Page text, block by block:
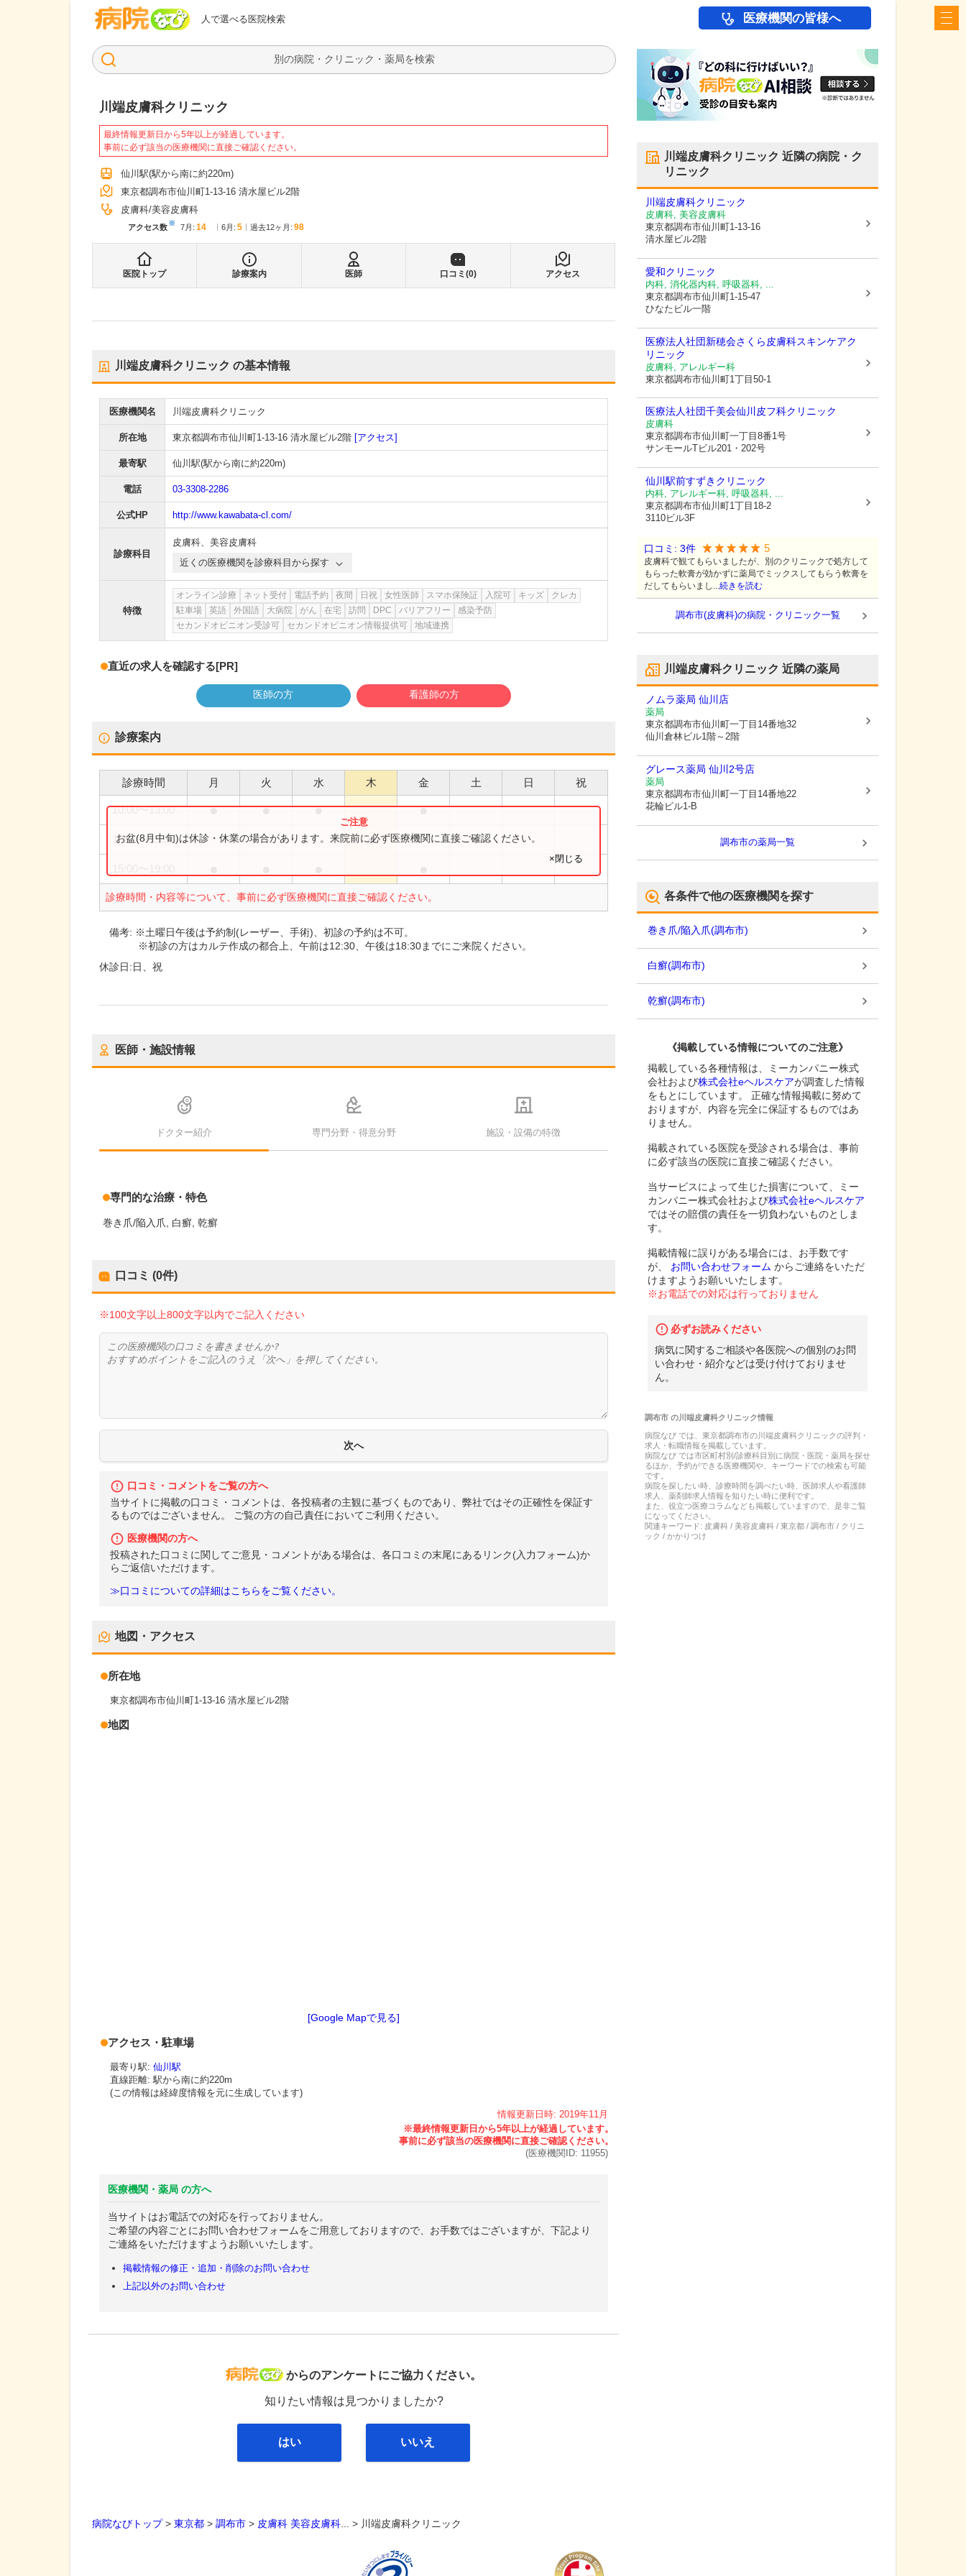
人で選べる医院検索
病院なび 医療機関の皆様へ
検索
川端皮膚科クリニック
最終情報更新日から5年以上が経過しています。
事前に必ず該当の医療機関に直接ご確認ください。
仙川駅(駅から南に約220m)
東京都調布市仙川町1-13-16 清水屋ビル2階
皮膚科 美容皮膚科
アクセス数※ 7月 : 14 6月 : 5 過去12ヶ月: 98
医院トップ 診療案内 医師 口コミ(0) アクセス
川端皮膚科クリニック の基本情報
医療機関名 川端皮膚科クリニック
所在地 東京都調布市仙川町1-13-16 清水屋ビル2階 [アクセス]
最寄駅 仙川駅(駅から南に約220m)
電話 03-3308-2286
公式HP http://www.kawabata-cl.com/
診療科目
皮膚科、 美容皮膚科
近くの医療機関を診療科目から探す
特徴
オンライン診療 ネット受付 電話予約 夜間 日祝 女性医師 スマホ保険証 入院可 キッズ
クレカ
駐車場
英語 外国語 大病院 がん 在宅 訪問 DPC バリアフリー
感染予防
セカンドオピニオン受診可
セカンドオピニオン情報提供可 地域連携
直近の求人を確認する[PR]
医師の方 看護師の方
診療案内
診療時間 月 火 水 木 金 土 日 祝
10:00〜13:00 ● ● ● ●
10:00〜13:30 ● ●
診療時間・内容等について、事前に必ず医療機関に直接ご確認ください。
お盆(8月中旬)は休診・休業の場合があります。来院前に必ず医療機関に直接ご確認ください。
×閉じる
備考: ※土曜日午後は予約制(レーザー、手術)、初診の予約は不可。
※初診の方はカルテ作成の都合上、午前は12:30、午後は18:30までにご来院ください。
休診日:日、祝
医師・施設情報
ドクター紹介 専門分野・得意分野 施設・設備の特徴
専門的な治療・特色
巻き爪/陥入爪 白癬 乾癬
口コミ (0件)
※100文字以上800文字以内でご記入ください
口コミ・コメントをご覧の方へ
当サイトに掲載の口コミ・コメントは、各投稿者の主観に基づくものであり、弊社ではその正確性を保証す
るものではございません。 ご覧の方の自己責任においてご利用ください。
医療機関の方へ
投稿された口コミに関してご意見・コメントがある場合は、各口コミの末尾にあるリンク(入力フォーム)か
らご返信いただけます。
≫口コミについての詳細はこちらをご覧ください。
地図・アクセス
所在地
東京都調布市仙川町1-13-16 清水屋ビル2階
地図
[Google Mapで見る]
アクセス・駐車場
最寄り駅: 仙川駅
直線距離: 駅から南に約220m
(この情報は経緯度情報を元に生成しています)
情報更新日時: 2019年11月
(医療機関ID: 11955)
医療機関・薬局 の方へ
当サイトはお電話での対応を行っておりません。
ご希望の内容ごとにお問い合わせフォームをご用意しておりますので、お手数ではございますが、下記より
ご連絡をいただけますようお願いいたします。
掲載情報の修正・追加・削除のお問い合わせ
上記以外のお問い合わせ
病院なび
からのアンケートにご協力ください。
知りたい情報は見つかりましたか?
はい いいえ
川端皮膚科クリニック 近隣の病院・ク
リニック
川端皮膚科クリニック
皮膚科, 美容皮膚科
東京都調布市仙川町1-13-16
清水屋ビル2階
愛和クリニック
内科, 消化器内科, 呼吸器科, ...
東京都調布市仙川町1-15-47
ひなたビル一階
医療法人社団新穂会さくら皮膚科スキンケアク
リニック
皮膚科, アレルギー科
東京都調布市仙川町1丁目50-1
医療法人社団千美会仙川皮フ科クリニック
皮膚科
東京都調布市仙川町一丁目8番1号
サンモールTビル201・202号
仙川駅前すずきクリニック
内科, アレルギー科, 呼吸器科, ...
東京都調布市仙川町1丁目18-2
3110ビル3F
口コミ: 3件 5
皮膚科で観てもらいましたが、別のクリニックで処方して
もらった軟膏が効かずに薬局でミックスしてもらう軟膏を
だしてもらいまし...続きを読む
調布市(皮膚科)の病院・クリニック一覧
川端皮膚科クリニック 近隣の薬局
ノムラ薬局 仙川店
薬局
東京都調布市仙川町一丁目14番地32
仙川倉林ビル1階～2階
グレース薬局 仙川2号店
薬局
東京都調布市仙川町一丁目14番地22
花輪ビル1-B
調布市の薬局一覧
各条件で他の医療機関を探す
巻き爪/陥入爪(調布市)
白癬(調布市)
乾癬(調布市)
《掲載している情報についてのご注意》
掲載している各種情報は、ミーカンパニー株式
会社および株式会社eヘルスケアが調査した情報
をもとにしています。 正確な情報掲載に努めて
おりますが、内容を完全に保証するものではあ
りません。
掲載されている医院を受診される場合は、事前
に必ず該当の医院に直接ご確認ください。
当サービスによって生じた損害について、ミー
カンパニー株式会社および株式会社eヘルスケア
ではその賠償の責任を一切負わないものとしま
す。
掲載情報に誤りがある場合には、お手数です
が、
お問い合わせフォーム からご連絡をいただ
けますようお願いいたします。
※お電話での対応は行っておりません
必ずお読みください
病気に関するご相談や各医院への個別のお問
い合わせ・紹介などは受け付けておりませ
ん。
調布市の川端皮膚科クリニック情報
病院なび では、 東京都調布市の川端皮膚科クリニックの評判・
求人・転職情報を掲載しています。
病院なび では市区町村別/診療科目別に病院・医院・薬局を探せ
るほか、予約ができる医療機関や、キーワードでの検索も可能
です。
病院を探したい時、診療時間を調べたい時、医師求人や看護師
求人、薬剤師求人情報を知りたい時に便利です。
また、役立つ医療コラムなども掲載していますので、是非ご覧
になってください。
関連キーワード: 皮膚科 / 美容皮膚科 / 東京都 / 調布市 / クリニ
ック / かかりつけ
病院なびトップ> 東京都 > 調布市 > 皮膚科 美容皮膚科 ... > 川端皮膚科クリニック